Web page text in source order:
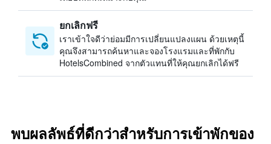
ยกเลิกฟรี
เราเข้าใจดีว่าย่อมมีการเปลี่ยนแปลงแผน ด้วยเหตุนี้
คุณจึงสามารถค้นหาและจองโรงแรมและที่พักกับ
HotelsCombined จากตัวแทนที่ให้คุณยกเลิกได้ฟรี
พบผลลัพธ์ที่ดีกว่าสำหรับการเข้าพักของ